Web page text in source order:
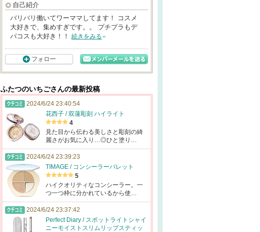
自己紹介
バリバリ働いてワーママしてます！ コスメ
大好きで、集めすぎです。。 プチプラもデ
パコスも大好き！！ 続きをみる
フォロー
ふたつのいちごさんの最新投稿
2024/6/24 23:40:54
花西子 / 双蓮彫刻 ハイライト
4
見た目から伝わる美しさと彫刻の綺
麗さがお気に入り…◎ひと塗り…
2024/6/24 23:39:23
TIMAGE / コンシーラーパレット
5
ハイクオリティなコンシーラー。一
つ一つ枠に分かれているから使…
2024/6/24 23:37:42
Perfect Diary / スポットライトシャイ
ニーモイストスリムリップスティッ